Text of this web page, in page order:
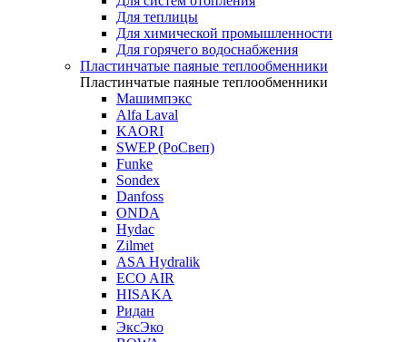
Для теплицы
Для химической промышленности
Для горячего водоснабжения
Пластинчатые паяные теплообменники
Пластинчатые паяные теплообменники
Машимпэкс
Alfa Laval
KAORI
SWEP (РоСвеп)
Funke
Sondex
Danfoss
ONDA
Hydac
Zilmet
ASA Hydralik
ECO AIR
HISAKA
Ридан
ЭксЭко